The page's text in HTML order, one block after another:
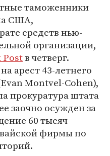
таможенники
США,
средств нью-
организации,
Postв четверг.
арест 43-летнего
Montvel-Cohen),
прокуратура штата
заочно осужден за
60 тысяч
фирмы по